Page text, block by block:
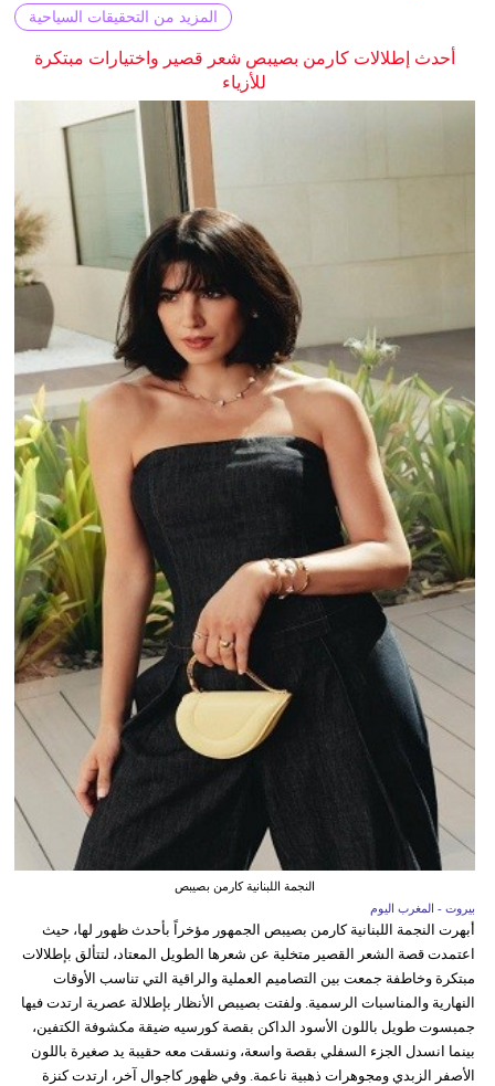
المزيد من التحقيقات السياحية
أحدث إطلالات كارمن بصيبص شعر قصير واختيارات مبتكرة
للأزياء
النجمة اللبنانية كارمن بصيبص
بيروت - المغرب اليوم
أبهرت النجمة اللبنانية كارمن بصيبص الجمهور مؤخراً بأحدث ظهور لها، حيث
اعتمدت قصة الشعر القصير متخلية عن شعرها الطويل المعتاد، لتتألق بإطلالات
مبتكرة وخاطفة جمعت بين التصاميم العملية والراقية التي تناسب الأوقات
النهارية والمناسبات الرسمية. ولفتت بصيبص الأنظار بإطلالة عصرية ارتدت فيها
جمبسوت طويل باللون الأسود الداكن بقصة كورسيه ضيقة مكشوفة الكتفين،
بينما انسدل الجزء السفلي بقصة واسعة، ونسقت معه حقيبة يد صغيرة باللون
الأصفر الزبدي ومجوهرات ذهبية ناعمة. وفي ظهور كاجوال آخر، ارتدت كنزة